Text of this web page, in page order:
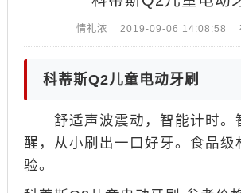
情礼浓 2019-09-06 14:08:58
科蒂斯Q2儿童电动牙刷
舒适声波震动，智能计时。
醒，从小刷出一口好牙。食品级
验。